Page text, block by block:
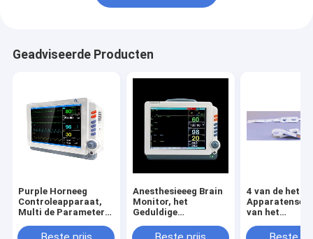
Geadviseerde Producten
Purple Horneeg
Controleapparaat,
Multi de Parameter
van 90-240v
Anesthesieeeg Brain
Monitor, het
Geduldige
de
4 van de het
van het
Controlerende